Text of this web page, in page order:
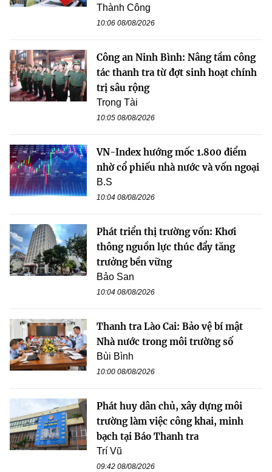
Thành Công
10:06 08/08/2026
Công an Ninh Bình: Nâng tầm công
tác thanh tra từ đợt sinh hoạt chính
trị sâu rộng
Trọng Tài
10:05 08/08/2026
VN-Index hướng mốc 1.800 điểm
nhờ cổ phiếu nhà nước và vốn ngoại
B.S
10:04 08/08/2026
Phát triển thị trường vốn: Khơi
thông nguồn lực thúc đẩy tăng
trưởng bền vững
Bảo San
10:04 08/08/2026
Thanh tra Lào Cai: Bảo vệ bí mật
Nhà nước trong môi trường số
Bùi Bình
10:00 08/08/2026
Phát huy dân chủ, xây dựng môi
trường làm việc công khai, minh
bạch tại Báo Thanh tra
Trí Vũ
09:42 08/08/2026